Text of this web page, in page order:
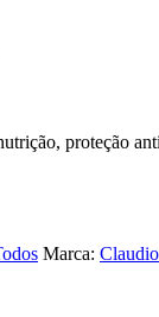
proteção
Marca: